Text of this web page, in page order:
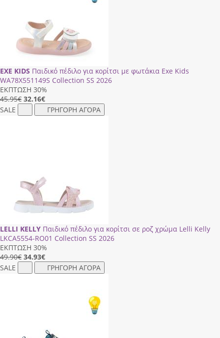
EXE KIDS Παιδικό πέδιλο για κορίτσι με φωτάκια Exe Kids
WΑ78Χ551149S Collection SS 2026
ΕΚΠΤΩΣΗ 30%
45.95€ 32.16€
SALE
ΓΡΗΓΟΡΗ ΑΓΟΡΑ
LELLI KELLY Παιδικό πέδιλο για κορίτσι σε ροζ χρώμα Lelli Kelly
LΚCΑ5554-RΟ01 Collection SS 2026
ΕΚΠΤΩΣΗ 30%
49.90€ 34.93€
SALE
ΓΡΗΓΟΡΗ ΑΓΟΡΑ